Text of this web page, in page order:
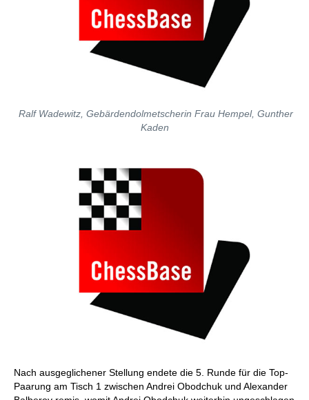
Ralf Wadewitz, Gebärdendolmetscherin Frau Hempel, Gunther
Kaden
Nach ausgeglichener Stellung endete die 5. Runde für die Top-
Paarung am Tisch 1 zwischen Andrei Obodchuk und Alexander